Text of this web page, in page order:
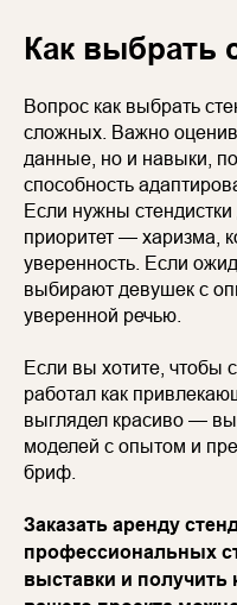
Как выбрать
Вопрос как выбрать
сложных. Важно
данные, но и навыки,
способность
Если нужны
приоритет — харизма,
уверенность. Если
выбирают девушек с
уверенной речью.
Если вы хотите, чтобы
работал как
выглядел красиво —
моделей с опытом и
бриф.
Заказать аренду
профессиональных
выставки и получить